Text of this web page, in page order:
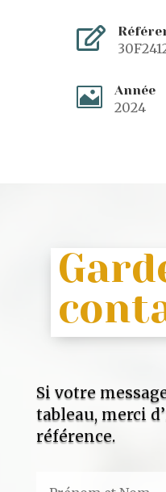

 Année
2024
Si votre
tableau, merci
référence.